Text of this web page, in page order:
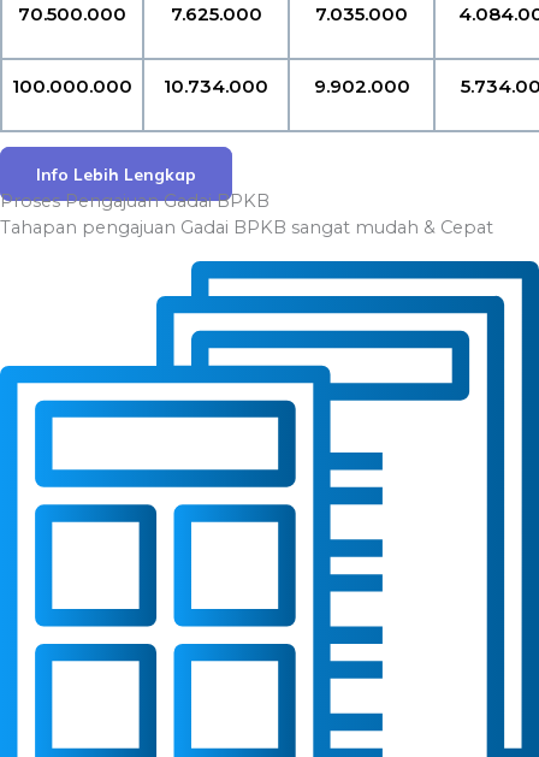
70.500.000 7.625.000 7.035.000
100.000.000 10.734.000 9.902.000
Info Lebih Lengkap
Proses Pengajuan Gadai BPKB
Tahapan pengajuan Gadai BPKB sangat mudah & Cepat